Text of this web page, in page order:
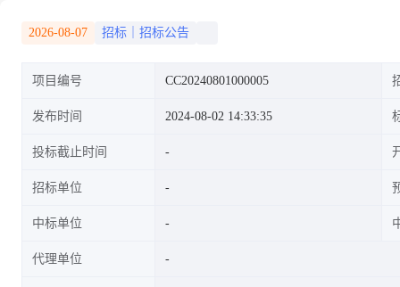
2026-08-07 招标｜招标公告
项目编号 CC20240801000005
发布时间 2024-08-02 14:33:35
投标截止时间
招标单位
中标单位
代理单位